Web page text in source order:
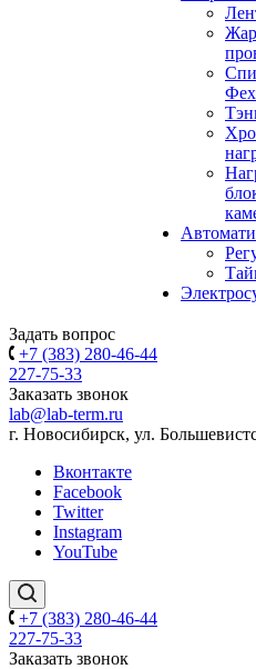
Задать вопрос
+7 (383) 280-46-44
227-75-33
Заказать звонок
lab@lab-term.ru
г. Новосибирск, ул.
Вконтакте
Facebook
Twitter
Instagram
YouTube
+7 (383) 280-46-44
227-75-33
Заказать звонок